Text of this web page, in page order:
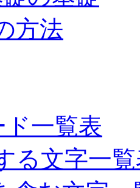
方法
一覧表
る文字一